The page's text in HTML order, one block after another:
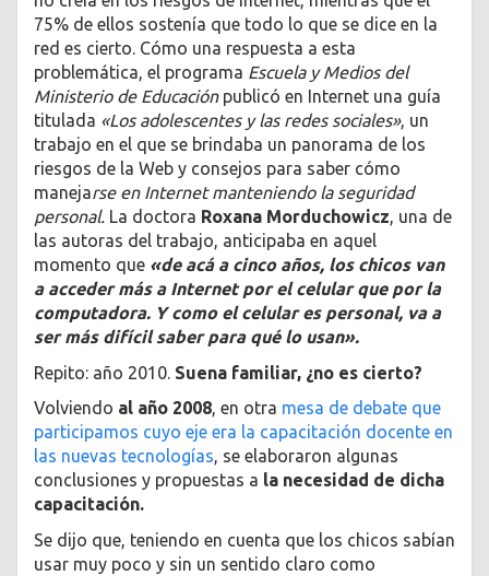
75% de ellos sostenía que todo lo que se dice en la
red es cierto. Cómo una respuesta a esta
problemática, el programa Escuela y Medios del
Ministerio de Educaciónpublicó en Internet una guía
titulada «Los adolescentes y las redes sociales», un
trabajo en el que se brindaba un panorama de los
riesgos de la Web y consejos para saber cómo
manejarse en Internet manteniendo la seguridad
personal. La doctora Roxana Morduchowicz, una de
las autoras del trabajo, anticipaba en aquel
momento que «de acá a cinco años, los chicos van
a acceder más a Internet por el celular que por la
computadora. Y como el celular es personal, va a
ser más difícil saber para qué lo usan».
Repito: año 2010. Suena familiar, ¿no es cierto?
Volviendo al año 2008, en otra mesa de debate que
participamos cuyo eje era la capacitación docente en
las nuevas tecnologías, se elaboraron algunas
conclusiones y propuestas a la necesidad de dicha
capacitación.
Se dijo que, teniendo en cuenta que los chicos sabían
usar muy poco y sin un sentido claro como